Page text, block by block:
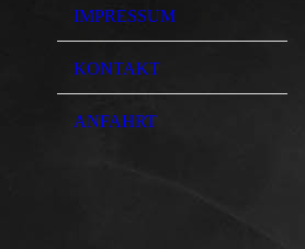
IMPRESSUM
KONTAKT
ANFAHRT